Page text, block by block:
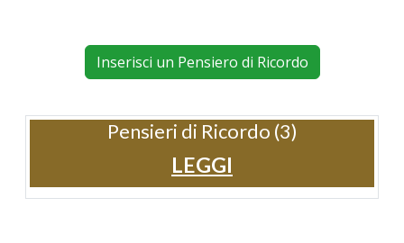
Inserisci un Pensiero di Ricordo
Pensieri di Ricordo (3)
LEGGI